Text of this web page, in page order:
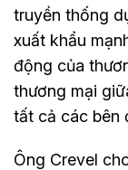
truyền thống
xuất khẩu
động của
thương mại
tất cả các bên
Ông Crevel